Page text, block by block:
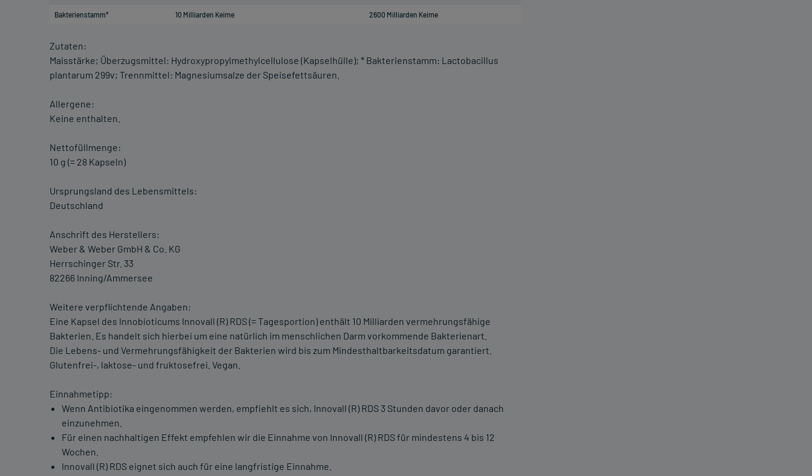
Bakterienstamm* 10 Milliarden Keime 2600 Milliarden Keime
Zutaten:
Maisstärke; Überzugsmittel: Hydroxypropylmethylcellulose (Kapselhülle); * Bakterienstamm: Lactobacillus
plantarum 299v; Trennmittel: Magnesiumsalze der Speisefettsäuren.
Allergene:
Keine enthalten.
Nettofüllmenge:
10 g (= 28 Kapseln)
Ursprungsland des Lebensmittels:
Deutschland
Anschrift des Herstellers:
Weber & Weber GmbH & Co. KG
Herrschinger Str. 33
82266 Inning/Ammersee
Weitere verpflichtende Angaben:
Eine Kapsel des Innobioticums Innovall (R) RDS (= Tagesportion) enthält 10 Milliarden vermehrungsfähige
Bakterien. Es handelt sich hierbei um eine natürlich im menschlichen Darm vorkommende Bakterienart.
Die Lebens- und Vermehrungsfähigkeit der Bakterien wird bis zum Mindesthaltbarkeitsdatum garantiert.
Glutenfrei-, laktose- und fruktosefrei. Vegan.
Einnahmetipp:
Wenn Antibiotika eingenommen werden, empfiehlt es sich, Innovall (R) RDS 3 Stunden davor oder danach
einzunehmen.
Für einen nachhaltigen Effekt empfehlen wir die Einnahme von Innovall (R) RDS für mindestens 4 bis 12
Wochen.
Innovall (R) RDS eignet sich auch für eine langfristige Einnahme.